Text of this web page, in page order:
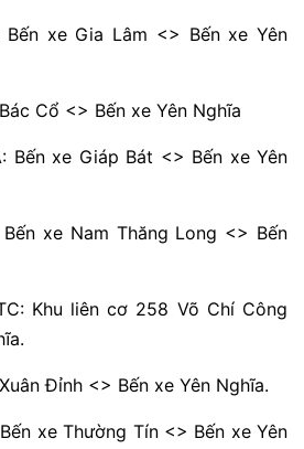
Bến xe Gia Lâm <> Bến xe Yên
Cổ <> Bến xe Yên Nghĩa
Bến xe Giáp Bát <> Bến xe Yên
xe Nam Thăng Long <> Bến
Khu liên cơ 258 Võ Chí Công
Đỉnh <> Bến xe Yên Nghĩa.
xe Thường Tín <> Bến xe Yên